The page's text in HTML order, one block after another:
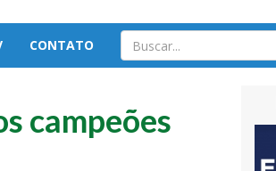
CONTATO
campeões